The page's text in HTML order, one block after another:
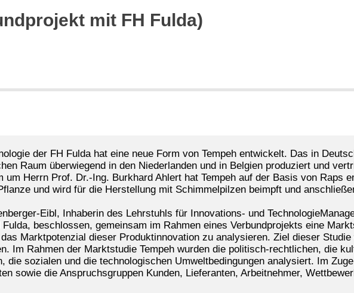
mit FH Fulda)
der FH Fulda hat eine neue Form von Tempeh entwickelt. Das in
Raum überwiegend in den Niederlanden und in Belgien produziert und
um Herrn Prof. Dr.-Ing. Burkhard Ahlert hat Tempeh auf der Basis von Raps
und wird für die Herstellung mit Schimmelpilzen beimpft und
Eibl, Inhaberin des Lehrstuhls für Innovations- und
beschlossen, gemeinsam im Rahmen eines Verbundprojekts eine
Marktpotenzial dieser Produktinnovation zu analysieren. Ziel dieser
Im Rahmen der Marktstudie Tempeh wurden die politisch-rechtlichen, die
die sozialen und die technologischen Umweltbedingungen analysiert. Im
sowie die Anspruchsgruppen Kunden, Lieferanten, Arbeitnehmer,